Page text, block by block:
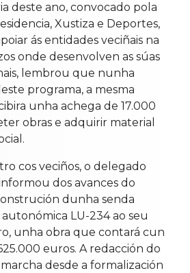
deste ano, convocado pola
Xustiza e Deportes,
ás entidades veciñais na
onde desenvolven as súas
lembrou que nunha
programa, a mesma
unha achega de 17.000
obras e adquirir material
cos veciños, o delegado
dos avances do
dunha senda
LU-234 ao seu
unha obra que contará cun
euros. A redacción do
desde a formalización